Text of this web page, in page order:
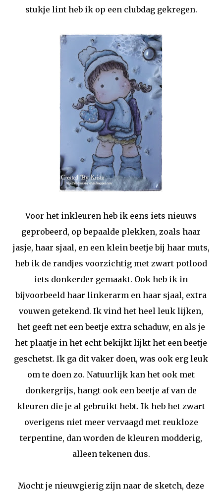
stukje lint heb ik op een clubdag gekregen.
Voor het inkleuren heb ik eens iets nieuws
geprobeerd, op bepaalde plekken, zoals haar
jasje, haar sjaal, en een klein beetje bij haar muts,
heb ik de randjes voorzichtig met zwart potlood
iets donkerder gemaakt. Ook heb ik in
bijvoorbeeld haar linkerarm en haar sjaal, extra
vouwen getekend. Ik vind het heel leuk lijken,
het geeft net een beetje extra schaduw, en als je
het plaatje in het echt bekijkt lijkt het een beetje
geschetst. Ik ga dit vaker doen, was ook erg leuk
om te doen zo. Natuurlijk kan het ook met
donkergrijs, hangt ook een beetje af van de
kleuren die je al gebruikt hebt. Ik heb het zwart
overigens niet meer vervaagd met reukloze
terpentine, dan worden de kleuren modderig,
alleen tekenen dus.
Mocht je nieuwgierig zijn naar de sketch, deze